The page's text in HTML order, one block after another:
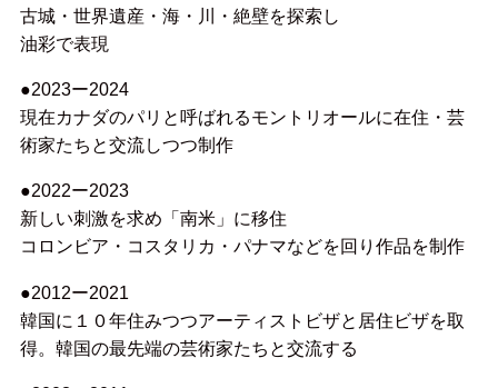
古城・世界遺産・海・川・絶壁を探索し
油彩で表現
●2023ー2024
現在カナダのパリと呼ばれるモントリオールに在住・芸
術家たちと交流しつつ制作
●2022ー2023
新しい刺激を求め「南米」に移住
コロンビア・コスタリカ・パナマなどを回り作品を制作
●2012ー2021
韓国に１０年住みつつアーティストビザと居住ビザを取
得。韓国の最先端の芸術家たちと交流する